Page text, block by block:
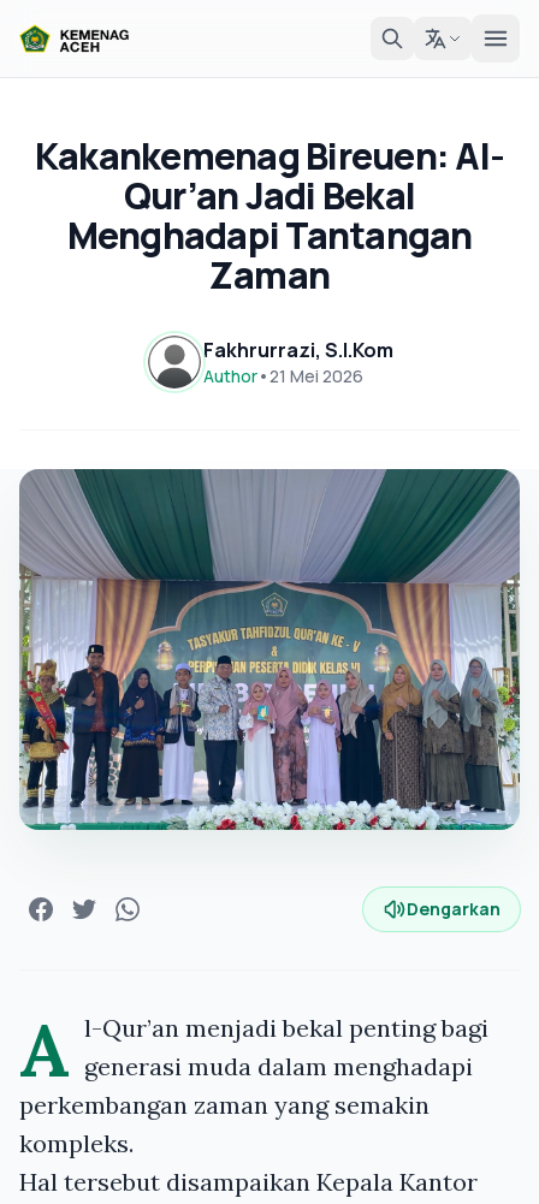
Kakankemenag Bireuen: Al-
Qur’an Jadi Bekal
Menghadapi Tantangan
Zaman
Fakhrurrazi, S.I.Kom
Author•21 Mei 2026
Dengarkan
A l-Qur’an menjadi bekal penting bagi
generasi muda dalam menghadapi
perkembangan zaman yang semakin
kompleks.
Hal tersebut disampaikan Kepala Kantor